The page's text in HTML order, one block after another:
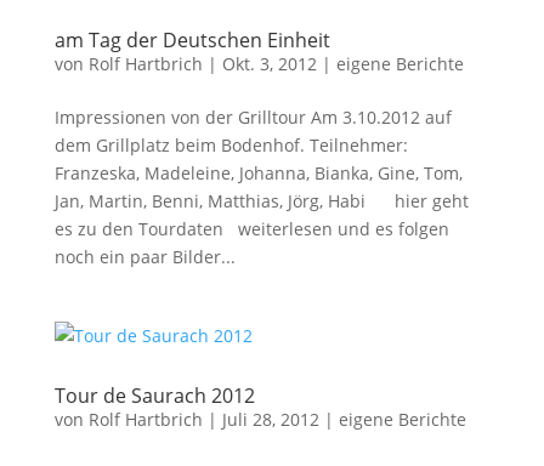
am Tag der Deutschen Einheit
von Rolf Hartbrich | Okt. 3, 2012| eigene Berichte
Impressionen von der Grilltour Am 3.10.2012 auf
dem Grillplatz beim Bodenhof. Teilnehmer:
Franzeska, Madeleine, Johanna, Bianka, Gine, Tom,
Jan, Martin, Benni, Matthias, Jörg, Habi hier geht
es zu den Tourdaten weiterlesen und es folgen
noch ein paar Bilder...
Tour de Saurach 2012
von Rolf Hartbrich | Juli 28, 2012| eigene Berichte